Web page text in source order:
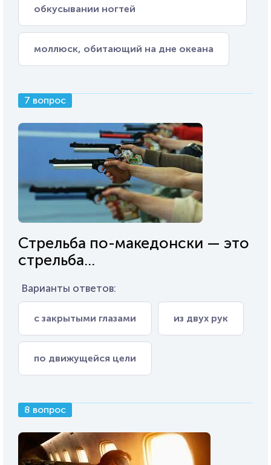
обкусывании ногтей
моллюск, обитающий на дне океана
7 вопрос
Стрельба по-македонски — это
стрельба...
Варианты ответов:
с закрытыми глазами из двух рук
по движущейся цели
8 вопрос